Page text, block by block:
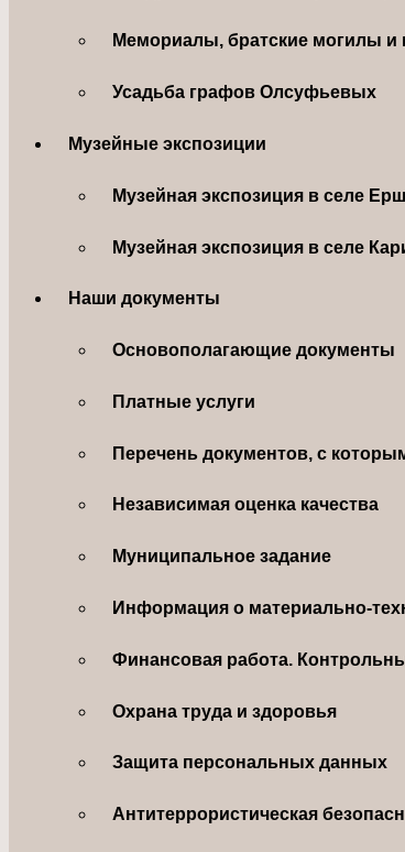
Мемориалы, братские могилы и
Усадьба графов Олсуфьевых
Музейные экспозиции
Музейная экспозиция в селе
Музейная экспозиция в селе
Наши документы
Основополагающие документы
Платные услуги
Перечень документов, с
Независимая оценка качества
Муниципальное задание
Информация о материально-
Финансовая работа.
Охрана труда и здоровья
Защита персональных данных
Антитеррористическая